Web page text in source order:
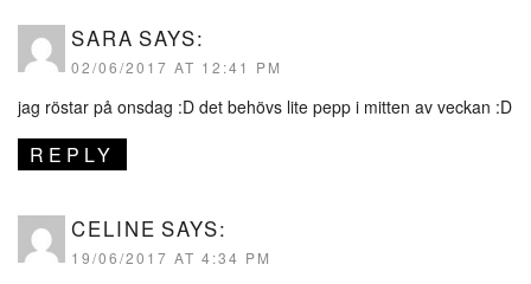
SARA SAYS:
02/06/2017 AT 12:41 PM
jag röstar på onsdag :D det behövs lite pepp i mitten av veckan :D
REPLY
CELINE SAYS:
19/06/2017 AT 4:34 PM